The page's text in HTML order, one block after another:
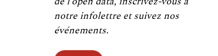
notre infolettre et suivez nos
événements.